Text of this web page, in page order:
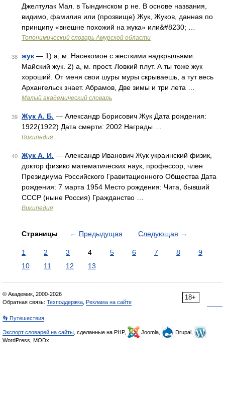
Джелтулак Мал. в Тындинском р не. В основе названия,
видимо, фамилия или (прозвище) Жук, Жуков, данная по
принципу «внешне похожий на жука» или&#8230; …
Топонимический словарь Амурской области
38 жук — 1) а, м. Насекомое с жесткими надкрыльями.
Майский жук. 2) а, м. прост. Ловкий плут. А ты тоже жук
хороший. От меня свои шуры муры скрываешь, а тут весь
Архангельск знает. Абрамов, Две зимы и три лета …
Малый академический словарь
39 Жук А. Б. — Александр Борисович Жук Дата рождения:
1922(1922) Дата смерти: 2002 Награды …
Википедия
40 Жук А. И. — Александр Иванович Жук украинский физик,
доктор физико математических наук, профессор, член
Президиума Российского Гравитационного Общества Дата
рождения: 7 марта 1954 Место рождения: Чита, бывший
СССР (ныне Россия) Гражданство …
Википедия
Страницы ← Предыдущая Следующая →
1 2 3 4 5 6 7 8
9
10
11 12 13
18+
© Академик, 2000-2026
Обратная связь: Техподдержка Реклама на сайте
👣 Путешествия
Экспорт словарей на сайты , сделанные на PHP, Joomla,
Drupal,
WordPress, MODx.